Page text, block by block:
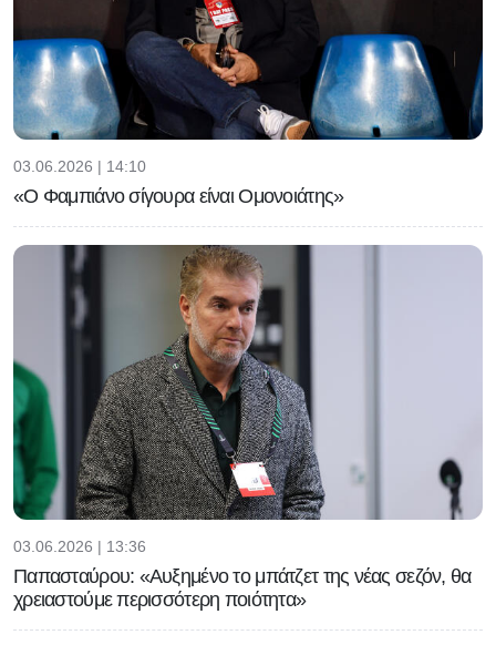
03.06.2026 | 14:10
«Ο Φαμπιάνο σίγουρα είναι Ομονοιάτης»
03.06.2026 | 13:36
Παπασταύρου: «Αυξημένο το μπάτζετ της νέας σεζόν, θα
χρειαστούμε περισσότερη ποιότητα»